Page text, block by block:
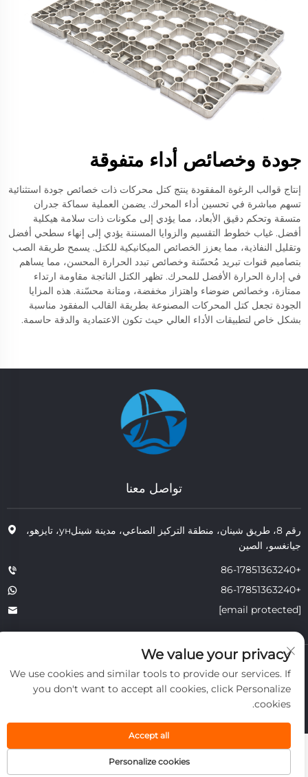
جودة وخصائص أداء متفوقة
إنتاج قوالب الرغوة المفقودة ينتج كتل محركات ذات خصائص جودة استثنائية
تسهم مباشرة في تحسين أداء المحرك. يضمن العملية سماكة جدران
متسقة وتحكم دقيق الأبعاد، مما يؤدي إلى مكونات ذات سلامة هيكلية
أفضل. غياب خطوط التقسيم والزوايا المسننة يؤدي إلى إنهاء سطحي أفضل
وتقليل النفاذية، مما يعزز الخصائص الميكانيكية للكتل. يسمح طريقة الصب
بتصاميم قنوات تبريد مُحسّنة وخصائص تبدد الحرارة المحسن، مما يساهم
في إدارة الحرارة الأفضل للمحرك. تظهر الكتل الناتجة مقاومة ارتداء
ممتازة، وخصائص ضوضاء واهتزاز مخفضة، ومتانة محسّنة. هذه المزايا
الجودة تجعل كتل المحركات المصنوعة بطريقة القالب المفقود مناسبة
بشكل خاص لتطبيقات الأداء العالي حيث تكون الاعتمادية والدقة حاسمة.
تواصل معنا
رقم 8، طريق شينان، منطقة التركيز الصناعي، مدينة شينلун، تايزهو،
جيانغسو، الصين
+86-17851363240
+86-17851363240
حقوق النشر © 2025 JIANGSU TONGZHOU HEAT RESISTANT
TECHNOLOGY CO., LTD. جميع الحقوق محفوظة.
الخصوصية
We value your privacy
We use cookies and similar tools to provide our services. If
you don't want to accept all cookies, click Personalize
cookies.
Personalize cookies
Accept all